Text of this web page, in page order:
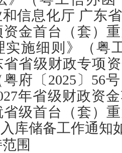
和信息化厅 广东
金首台（套）
施细则》（粤
省级财政专项
府〔2025〕56
年省级财政资
级首台（套）
库储备工作通知
围